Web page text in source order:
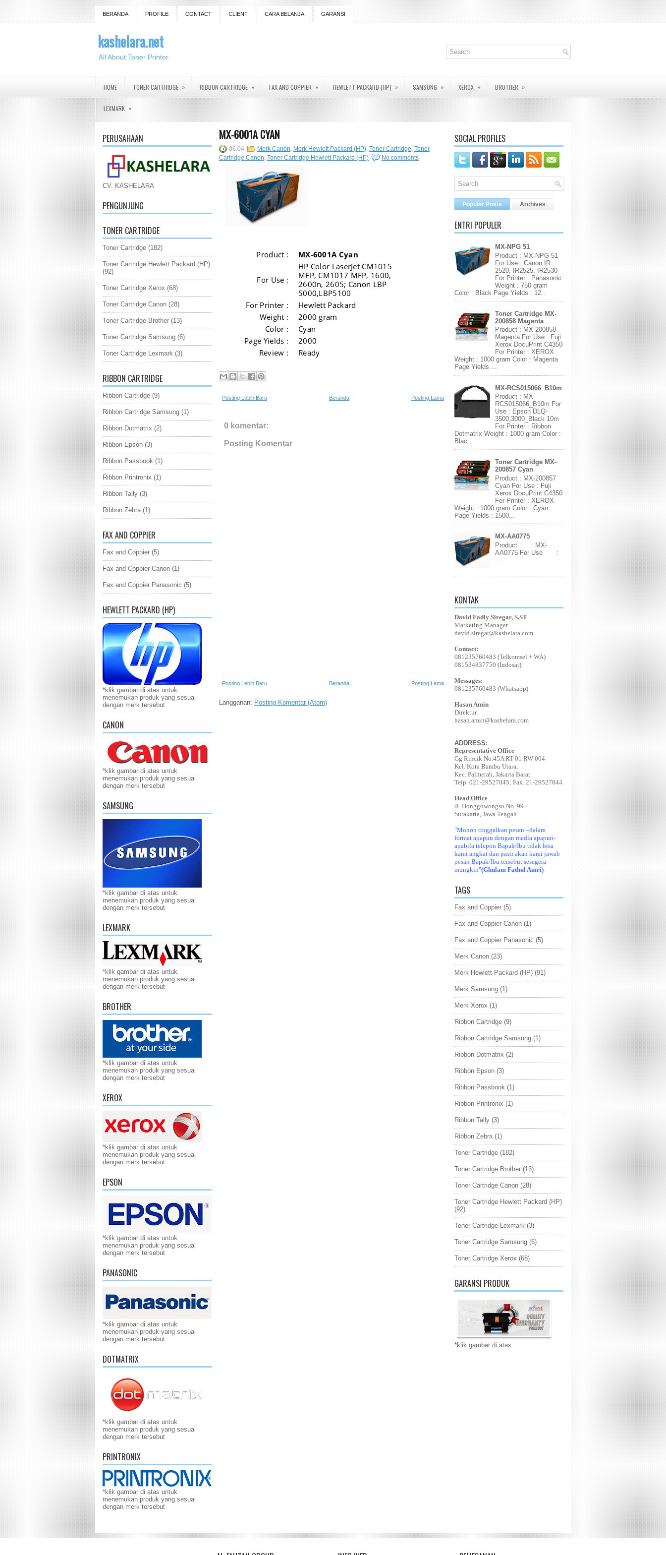
BERANDA PROFILE CONTACT CLIENT CARA BELANJA GARANSI
kashelara.net
All About Toner Printer
HOME TONER CARTRIDGE » RIBBON CARTRIDGE » FAX AND COPPIER » HEWLETT PACKARD (HP) » SAMSUNG » XEROX » BROTHER »
LEXMARK »
PERUSAHAAN
CV. KASHELARA
PENGUNJUNG
TONER CARTRIDGE
Toner Cartridge (182)
Toner Cartridge Hewlett Packard (HP)
(92)
Toner Cartridge Xerox (68)
Toner Cartridge Canon (28)
Toner Cartridge Brother (13)
Toner Cartridge Samsung (6)
Toner Cartridge Lexmark (3)
RIBBON CARTRIDGE
Ribbon Cartridge (9)
Ribbon Cartridge Samsung (1)
Ribbon Dotmatrix (2)
Ribbon Epson (3)
Ribbon Passbook (1)
Ribbon Printronix (1)
Ribbon Tally (3)
Ribbon Zebra (1)
FAX AND COPPIER
Fax and Coppier (5)
Fax and Coppier Canon (1)
Fax and Coppier Panasonic (5)
HEWLETT PACKARD (HP)
*klik gambar di atas untuk
menemukan produk yang sesuai
dengan merk tersebut
CANON
*klik gambar di atas untuk
menemukan produk yang sesuai
dengan merk tersebut
SAMSUNG
*klik gambar di atas untuk
menemukan produk yang sesuai
dengan merk tersebut
LEXMARK
*klik gambar di atas untuk
menemukan produk yang sesuai
dengan merk tersebut
BROTHER
*klik gambar di atas untuk
menemukan produk yang sesuai
dengan merk tersebut
XEROX
*klik gambar di atas untuk
menemukan produk yang sesuai
dengan merk tersebut
EPSON
*klik gambar di atas untuk
menemukan produk yang sesuai
dengan merk tersebut
PANASONIC
*klik gambar di atas untuk
menemukan produk yang sesuai
dengan merk tersebut
DOTMATRIX
*klik gambar di atas untuk
menemukan produk yang sesuai
dengan merk tersebut
PRINTRONIX
*klik gambar di atas untuk
menemukan produk yang sesuai
dengan merk tersebut
MX-6001A CYAN
06.04 Merk Canon, Merk Hewlett Packard (HP), Toner Cartridge, Toner
Cartridge Canon, Toner Cartridge Hewlett Packard (HP) No comments
Product : MX-6001A Cyan
For Use :
HP Color LaserJet CM1015
MFP, CM1017 MFP, 1600,
2600n, 2605; Canon LBP
5000,LBP5100
For Printer :
Hewlett Packard
Weight :
2000 gram
Color :
Cyan
Page Yields :
2000
Review :
Ready
Posting Lebih Baru Posting Lama
Beranda
0 komentar:
Posting Komentar
Posting Lebih Baru Posting Lama
Beranda
Langganan: Posting Komentar (Atom)
SOCIAL PROFILES
Popular Posts Archives
ENTRI POPULER
MX-NPG 51
Product : MX-NPG 51
For Use : Canon IR
2520, IR2525, IR2530
For Printer : Panasonic
Weight : 750 gram
Color : Black Page Yields : 12...
Toner Cartridge MX-
200858 Magenta
Product : MX-200858
Magenta For Use : Fuji
Xerox DocuPrint C4350
For Printer : XEROX
Weight : 1000 gram Color : Magenta
Page Yields ...
MX-RCS015066_B10m
Product : MX-
RCS015066_B10m For
Use : Epson DLQ-
3500,3000_Black 10m
For Printer : Ribbon
Dotmatrix Weight : 1000 gram Color :
Blac...
Toner Cartridge MX-
200857 Cyan
Product : MX-200857
Cyan For Use : Fuji
Xerox DocuPrint C4350
For Printer : XEROX
Weight : 1000 gram Color : Cyan
Page Yields : 1500...
MX-AA0775
Product : MX-
AA0775 For Use :
KONTAK
David Fadly Siregar, S.ST
Marketing Manager
david.siregar@kashelara.com
Contact:
081235760483 (Telkomsel + WA)
081534837750 (Indosat)
Messages:
081235760483 (Whatsapp)
Hasan Amin
Direktur
hasan.amin@kashelara.com
ADDRESS:
Representative Office
Gg Rincik No.45A RT 01 RW 004
Kel. Kota Bambu Utara,
Kec. Palmerah, Jakarta Barat
Telp. 021-29527845; Fax. 21-29527844
Head Office
Jl. Honggowongso No. 99
Surakarta, Jawa Tengah
"Mohon tinggalkan pesan –dalam
format apapun dengan media apapun-
apabila telepon Bapak/Ibu tidak bisa
kami angkat dan pasti akan kami jawab
pesan Bapak/Ibu tersebut sesegera
mungkin"(Ghulam Fathul Amri)
TAGS
Fax and Coppier (5)
Fax and Coppier Canon (1)
Fax and Coppier Panasonic (5)
Merk Canon (23)
Merk Hewlett Packard (HP) (91)
Merk Samsung (1)
Merk Xerox (1)
Ribbon Cartridge (9)
Ribbon Cartridge Samsung (1)
Ribbon Dotmatrix (2)
Ribbon Epson (3)
Ribbon Passbook (1)
Ribbon Printronix (1)
Ribbon Tally (3)
Ribbon Zebra (1)
Toner Cartridge (182)
Toner Cartridge Brother (13)
Toner Cartridge Canon (28)
Toner Cartridge Hewlett Packard (HP)
(92)
Toner Cartridge Lexmark (3)
Toner Cartridge Samsung (6)
Toner Cartridge Xerox (68)
GARANSI PRODUK
*klik gambar di atas